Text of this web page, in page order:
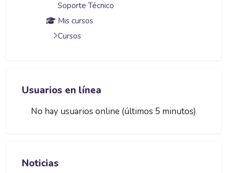
Soporte Técnico
Mis cursos
Cursos
Usuarios en línea
No hay usuarios online (últimos 5 minutos)
Noticias